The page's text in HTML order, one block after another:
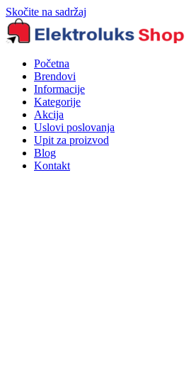
Skočite na sadržaj
Početna
Brendovi
Informacije
Kategorije
Akcija
Uslovi poslovanja
Upit za proizvod
Blog
Kontakt